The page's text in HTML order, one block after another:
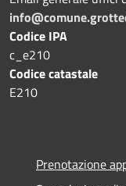
Codice IPA
c_e210
Codice catastale
E210
Prenotazione